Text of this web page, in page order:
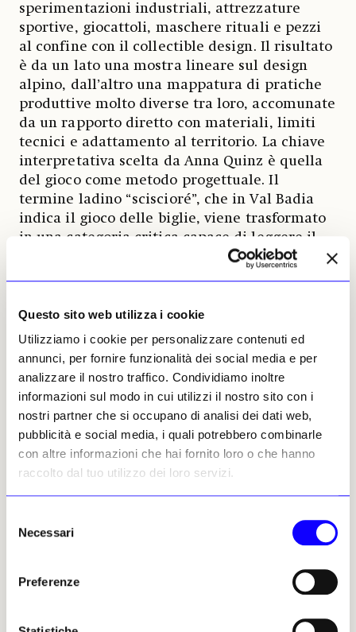
Questo sito web utilizza i cookie
Utilizziamo i cookie per personalizzare contenuti ed
annunci, per fornire funzionalità dei social media e per
analizzare il nostro traffico. Condividiamo inoltre
informazioni sul modo in cui utilizzi il nostro sito con i
nostri partner che si occupano di analisi dei dati web,
pubblicità e social media, i quali potrebbero combinarle
con altre informazioni che hai fornito loro o che hanno
raccolto dal tuo utilizzo dei loro servizi.
delNecessari
Preferenze
sperimentazioni industriali, attrezzature
sportive, giocattoli, maschere rituali e pezzi
al confine con il collectible design. Il risultato
è da un lato una mostra lineare sul design
alpino, dall’altro una mappatura di pratiche
produttive molto diverse tra loro, accomunate
da un rapporto diretto con materiali, limiti
tecnici e adattamento al territorio. La chiave
interpretativa scelta da Anna Quinz è quella
del gioco come metodo progettuale. Il
termine ladino “sciscioré”, che in Val Badia
indica il gioco delle biglie, viene trasformato
in una categoria critica capace di leggere il
design come esercizio continuo di
ambientali, con una lettura del territorio
alpino come spazio produttivo autonomo,
storicamente abituato a lavorare tra scarsità
di risorse, precisione tecnica e cultura
materiale. La mostra mette in relazione
produzione industriale e saperi artigianali.
Accanto a figure storiche come Ettore Sottsass
Jr., Luciano Baldessari, Achille e Pier Giacomo
Castiglioni o Gianni Pettena, compaiono
contemporanei come Martino Gamper, Luca
Boscardin, Harry Thaler, Marco Dessí e Ignacio
degli aspetti più interessanti del progetto: la
identitario sia come ecosistema produttivo in